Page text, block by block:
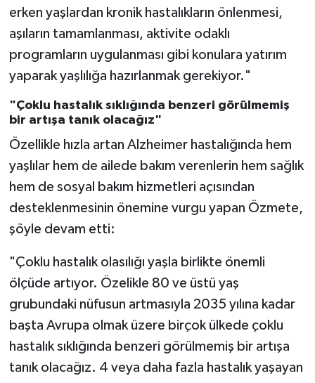
erken yaşlardan kronik hastalıkların önlenmesi,
aşıların tamamlanması, aktivite odaklı
programların uygulanması gibi konulara yatırım
yaparak yaşlılığa hazırlanmak gerekiyor."
"Çoklu hastalık sıklığında benzeri görülmemiş
bir artışa tanık olacağız"
Özellikle hızla artan Alzheimer hastalığında hem
yaşlılar hem de ailede bakım verenlerin hem sağlık
hem de sosyal bakım hizmetleri açısından
desteklenmesinin önemine vurgu yapan Özmete,
şöyle devam etti:
"Çoklu hastalık olasılığı yaşla birlikte önemli
ölçüde artıyor. Özelikle 80 ve üstü yaş
grubundaki nüfusun artmasıyla 2035 yılına kadar
başta Avrupa olmak üzere birçok ülkede çoklu
hastalık sıklığında benzeri görülmemiş bir artışa
tanık olacağız. 4 veya daha fazla hastalık yaşayan
Kahramanmaraş Müftülüğü
Karabük Müftülüğü
Kars Müftülüğü
Kastamonu Müftülüğü
Kayseri Müftülüğü
Kilis Müftülüğü
Kırıkkale Müftülüğü
Kırklareli Müftülüğü
Kırşehir Müftülüğü
Kocaeli Müftülüğü